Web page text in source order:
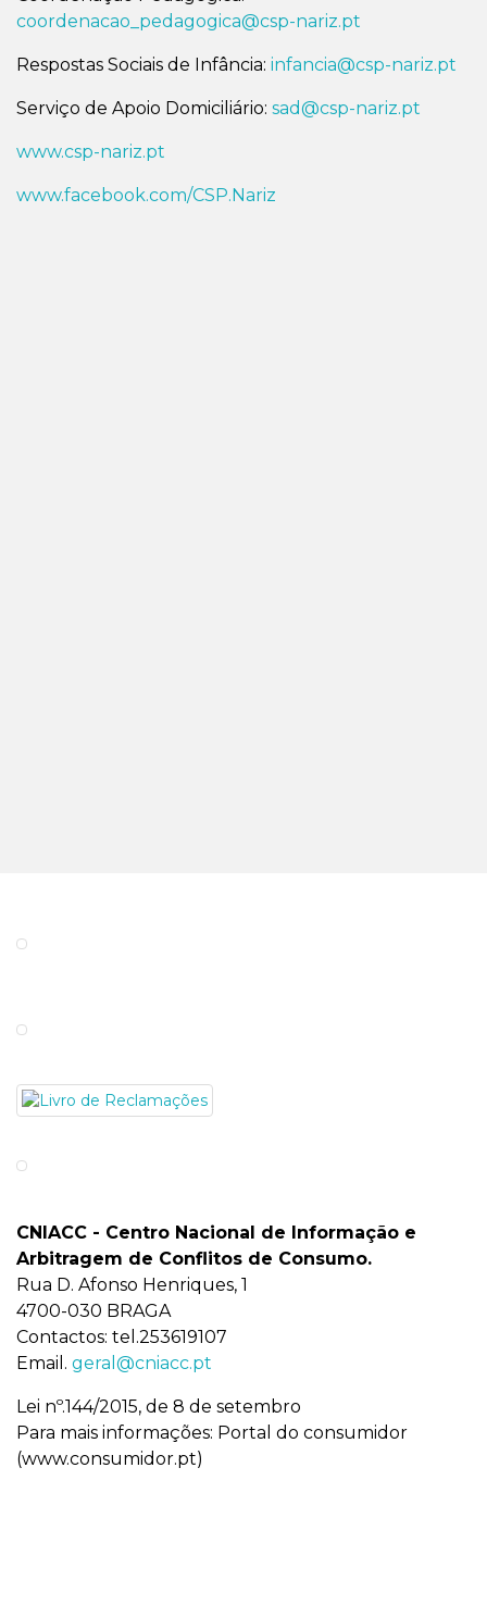
coordenacao_pedagogica@csp-nariz.pt
Respostas Sociais de Infância: infancia@csp-nariz.pt
Serviço de Apoio Domiciliário: sad@csp-nariz.pt
www.csp-nariz.pt
www.facebook.com/CSP.Nariz
CNIACC - Centro Nacional de Informação e
Arbitragem de Conflitos de Consumo.
Rua D. Afonso Henriques, 1
4700-030 BRAGA
Contactos: tel.253619107
Email. geral@cniacc.pt
Lei nº.144/2015, de 8 de setembro
Para mais informações: Portal do consumidor
(www.consumidor.pt)